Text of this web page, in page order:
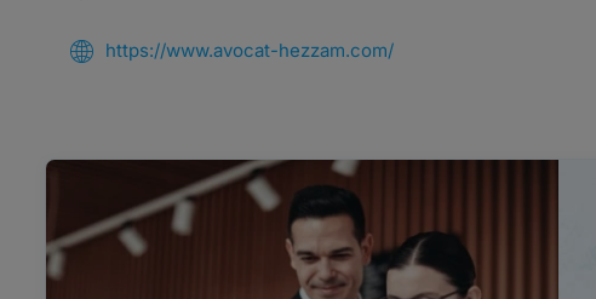
https://www.avocat-hezzam.com/